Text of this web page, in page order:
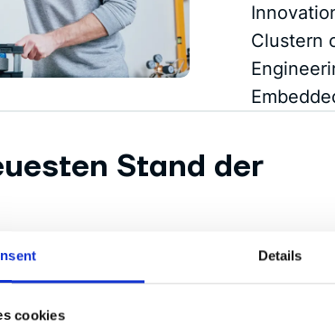
Details
cookies
Clustern
Stand der
den neuesten Tech-Stacks wie
Snowflake, Kafka, Kubernetes,
und Figma. Außerdem haben wir